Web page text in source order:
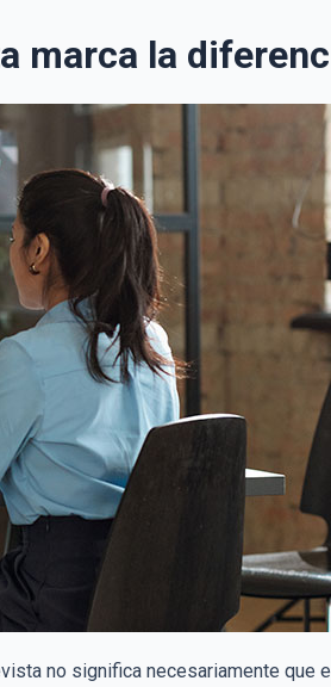
marca la
no significa necesariamente que